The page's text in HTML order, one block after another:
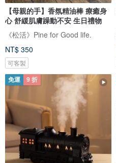
【母親的手】香氛精油棒 療癒身
心 舒緩肌膚躁動不安 生日禮物
《松活》Pine for Good life.
NT$ 350
可客製
免運 9 折